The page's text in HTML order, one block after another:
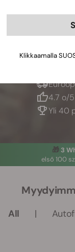
4.7 o/
Yli 40
🎁 3
első 100
All
Klikkaamalla